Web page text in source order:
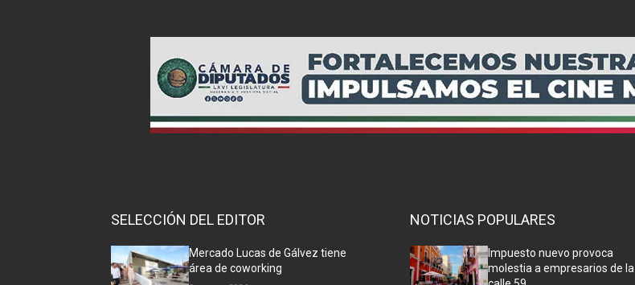
SELECCIÓN DEL EDITOR
Mercado Lucas de Gálvez tiene
área de coworking
NOTICIAS POPULARES
Impuesto nuevo provoca
molestia a empresarios de la